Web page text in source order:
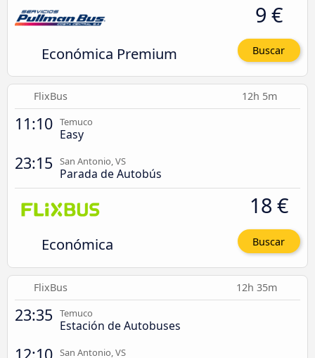
Económica Premium
9 €
Buscar
FlixBus 12h 5m
11:10 Temuco
Easy
23:15 San Antonio, VS
Parada de Autobús
Económica
18 €
Buscar
FlixBus 12h 35m
23:35 Temuco
Estación de Autobuses
San Antonio, VS